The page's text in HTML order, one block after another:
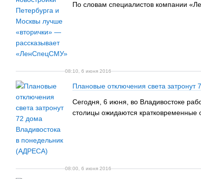
По словам специалистов компании
08:10, 6 июня 2016
Плановые отключения света
Сегодня, 6 июня, во Владивостоке
столицы ожидаются кратковременные
08:00, 6 июня 2016